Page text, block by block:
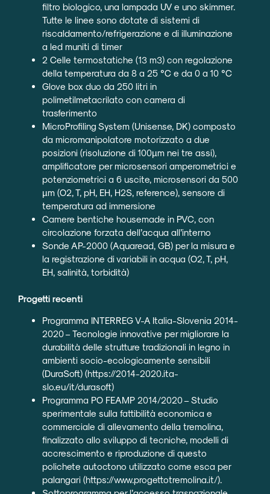
filtro biologico, una lampada UV e uno skimmer.
Tutte le linee sono dotate di sistemi di
riscaldamento/refrigerazione e di illuminazione
a led muniti di timer
2 Celle termostatiche (13 m3) con regolazione
della temperatura da 8 a 25 °C e da 0 a 10 °C
Glove box duo da 250 litri in
polimetilmetacrilato con camera di
trasferimento
MicroProfiling System (Unisense, DK) composto
da micromanipolatore motorizzato a due
posizioni (risoluzione di 100µm nei tre assi),
amplificatore per microsensori amperometrici e
potenziometrici a 6 uscite, microsensori da 500
µm (O2, T, pH, EH, H2S, reference), sensore di
temperatura ad immersione
Camere bentiche housemade in PVC, con
circolazione forzata dell’acqua all’interno
Sonde AP-2000 (Aquaread, GB) per la misura e
la registrazione di variabili in acqua (O2, T, pH,
EH, salinità, torbidità)
Progetti recenti
Programma INTERREG V-A Italia-Slovenia 2014-
2020 – Tecnologie innovative per migliorare la
durabilità delle strutture tradizionali in legno in
ambienti socio-ecologicamente sensibili
(DuraSoft) (https://2014-2020.ita-
slo.eu/it/durasoft)
Programma PO FEAMP 2014/2020 – Studio
sperimentale sulla fattibilità economica e
commerciale di allevamento della tremolina,
finalizzato allo sviluppo di tecniche, modelli di
accrescimento e riproduzione di questo
polichete autoctono utilizzato come esca per
palangari (https://www.progettotremolina.it/).